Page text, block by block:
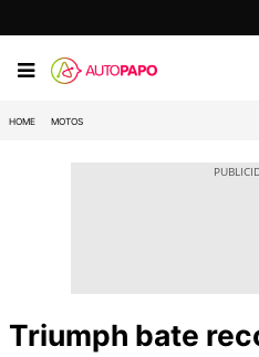
HOME MOTOS
Triumph bate